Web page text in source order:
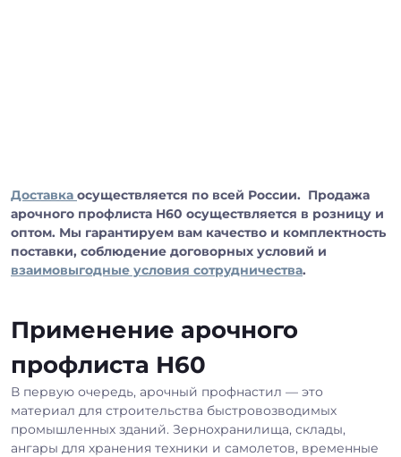
Доставка осуществляется по всей России. Продажа
арочного профлиста Н60 осуществляется в розницу и
оптом. Мы гарантируем вам качество и комплектность
поставки, соблюдение договорных условий и
взаимовыгодные условия сотрудничества.
Применение арочного
профлиста Н60
В первую очередь, арочный профнастил — это
материал для строительства быстровозводимых
промышленных зданий. Зернохранилища, склады,
ангары для хранения техники и самолетов, временные